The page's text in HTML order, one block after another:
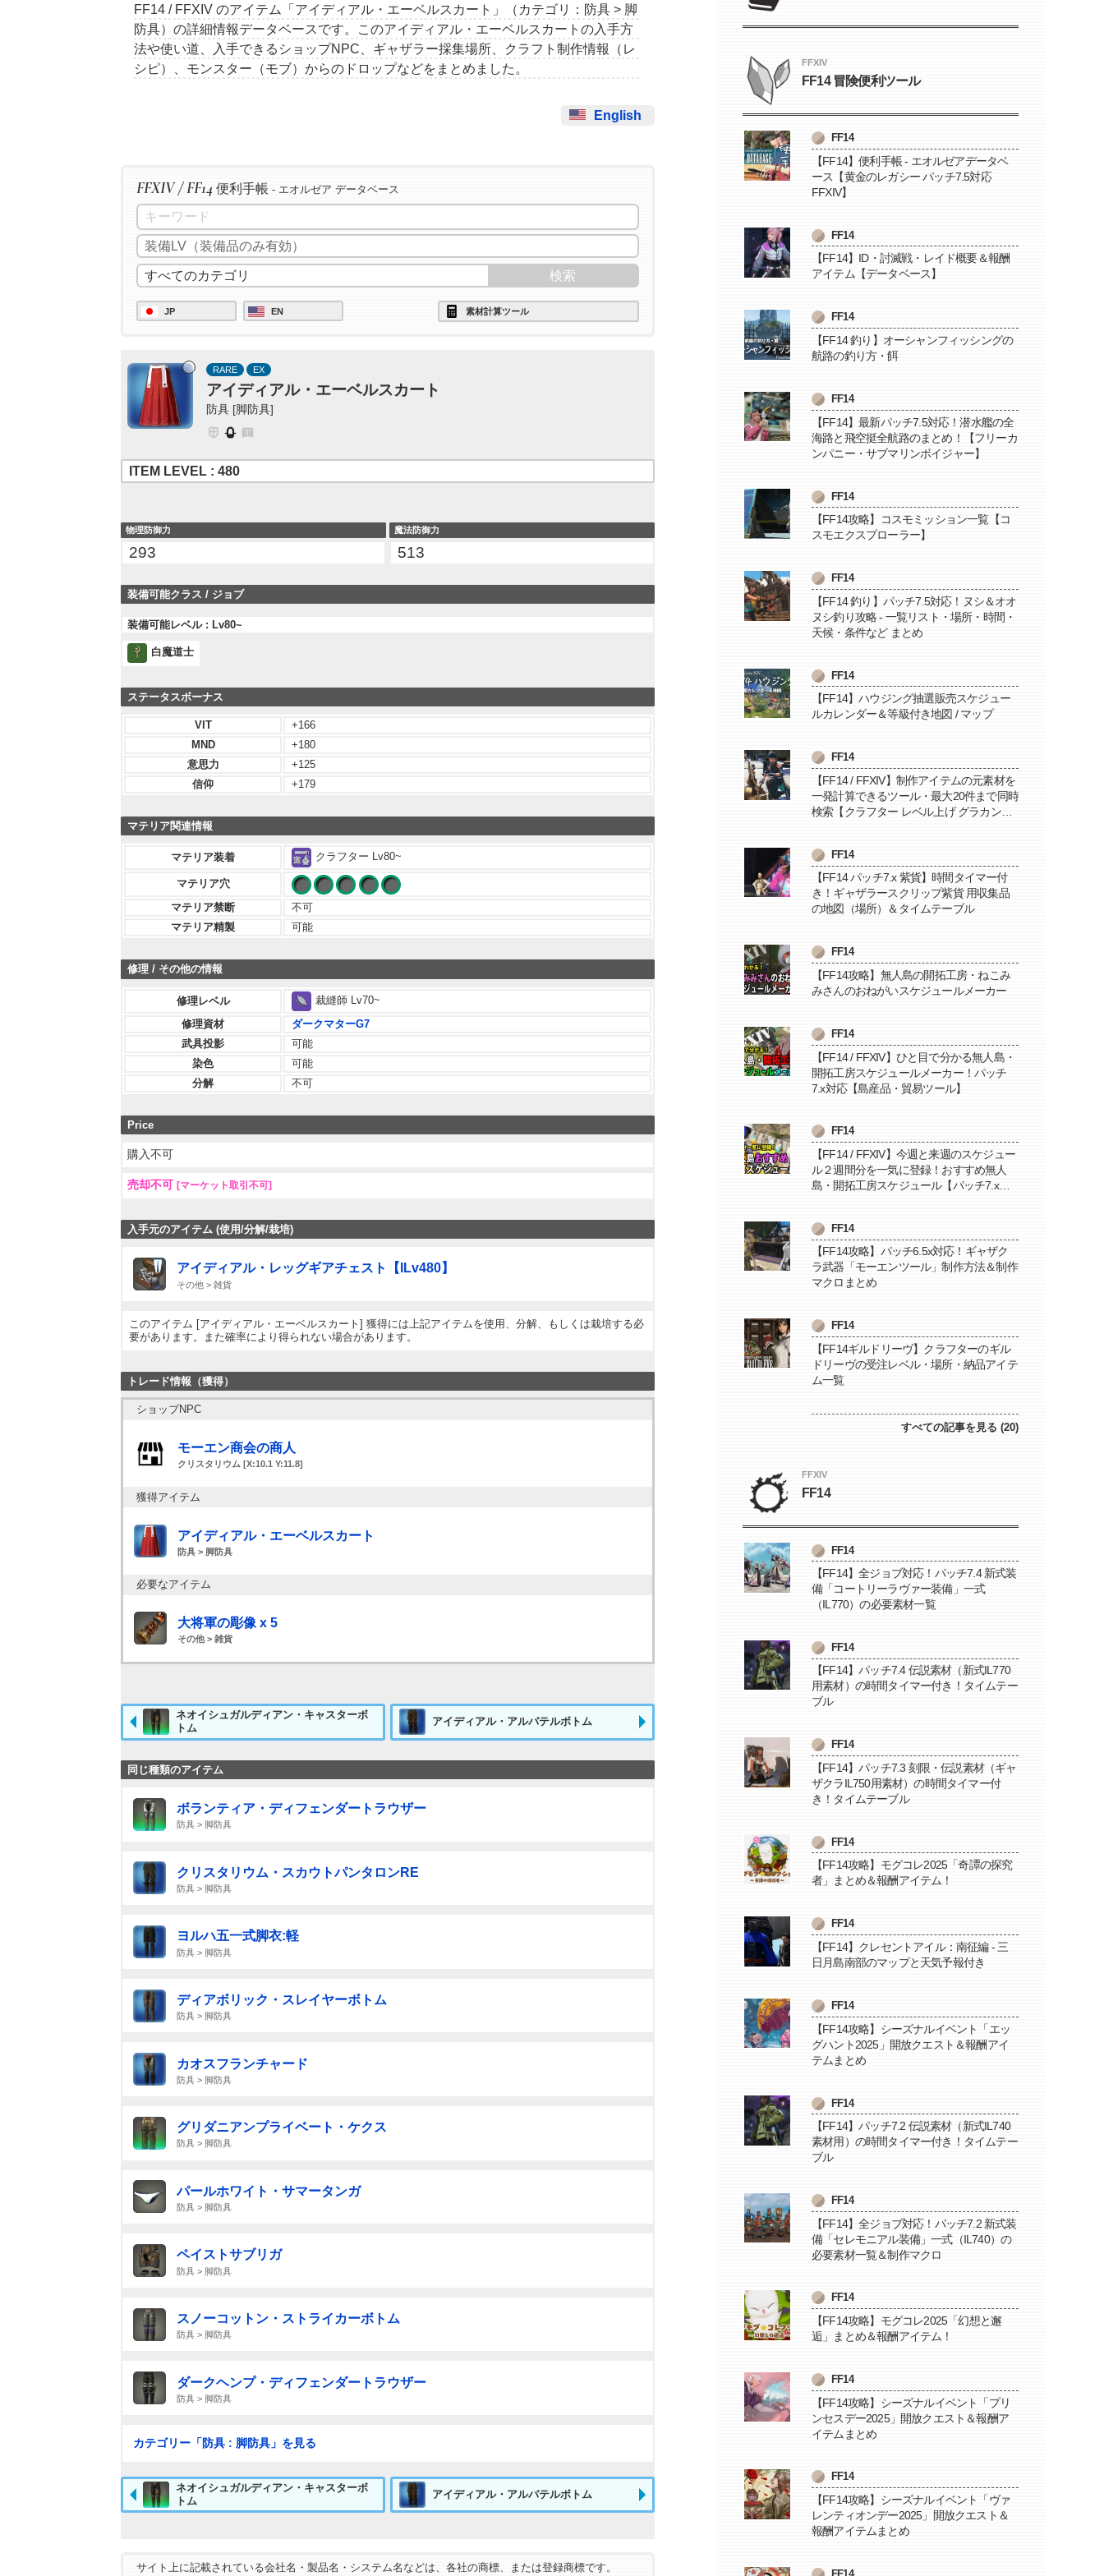
FF14 / FFXIV のアイテム「アイディアル・エーベルスカート」（カテゴリ：防具 > 脚
防具）の詳細情報データベースです。このアイディアル・エーベルスカートの入手方
法や使い道、入手できるショップNPC、ギャザラー採集場所、クラフト制作情報（レ
シピ）、モンスター（モブ）からのドロップなどをまとめました。
English
FFXIV / FF14 便利手帳 - エオルゼア データベース
JP EN 素材計算ツール
RARE EX
アイディアル・エーベルスカート
防具 [脚防具]
ITEM LEVEL : 480
物理防御力
293
魔法防御力
513
装備可能クラス / ジョブ
装備可能レベル : Lv80~
白魔道士
ステータスボーナス
VIT
+166
MND
+180
意思力
+125
信仰
+179
マテリア関連情報
マテリア装着 クラフター Lv80~
マテリア穴
マテリア禁断
不可
マテリア精製
可能
修理 / その他の情報
修理レベル
裁縫師 Lv70~
修理資材
ダークマターG7
武具投影
可能
染色
可能
分解
不可
Price
購入不可
売却不可 [マーケット取引不可]
入手元のアイテム (使用/分解/栽培)
アイディアル・レッグギアチェスト【ILv480】
その他 > 雑貨
このアイテム [アイディアル・エーベルスカート] 獲得には上記アイテムを使用、分解、もしくは栽培する必
要があります。また確率により得られない場合があります。
トレード情報（獲得）
ショップNPC
モーエン商会の商人
クリスタリウム [X:10.1 Y:11.8]
獲得アイテム
アイディアル・エーベルスカート
防具 > 脚防具
必要なアイテム
大将軍の彫像 x 5
その他 > 雑貨
ネオイシュガルディアン・キャスターボ
トム
アイディアル・アルバテルボトム
同じ種類のアイテム
ボランティア・ディフェンダートラウザー
防具 > 脚防具
クリスタリウム・スカウトパンタロンRE
防具 > 脚防具
ヨルハ五一式脚衣:軽
防具 > 脚防具
ディアボリック・スレイヤーボトム
防具 > 脚防具
カオスフランチャード
防具 > 脚防具
グリダニアンプライベート・ケクス
防具 > 脚防具
パールホワイト・サマータンガ
防具 > 脚防具
ペイストサブリガ
防具 > 脚防具
スノーコットン・ストライカーボトム
防具 > 脚防具
ダークヘンプ・ディフェンダートラウザー
防具 > 脚防具
カテゴリー「防具 : 脚防具」を見る
ネオイシュガルディアン・キャスターボ
トム
アイディアル・アルバテルボトム
サイト上に記載されている会社名・製品名・システム名などは、各社の商標、または登録商標です。
FFXIV
FF14 冒険便利ツール
FF14
【FF14】便利手帳 - エオルゼアデータベ
ース【黄金のレガシー パッチ7.5対応
FFXIV】
FF14
【FF14】ID・討滅戦・レイド概要＆報酬
アイテム【データベース】
FF14
【FF14 釣り】オーシャンフィッシングの
航路の釣り方・餌
FF14
【FF14】最新パッチ7.5対応！潜水艦の全
海路と飛空挺全航路のまとめ！【フリーカ
ンパニー・サブマリンボイジャー】
FF14
【FF14攻略】コスモミッション一覧【コ
スモエクスプローラー】
FF14
【FF14 釣り】パッチ7.5対応！ヌシ＆オオ
ヌシ釣り攻略 - 一覧リスト・場所・時間・
天候・条件など まとめ
FF14
【FF14】ハウジング抽選販売スケジュー
ルカレンダー＆等級付き地図 / マップ
FF14
【FF14 / FFXIV】制作アイテムの元素材を
一発計算できるツール・最大20件まで同時
検索【クラフター レベル上げ グラカン納
FF14
【FF14 パッチ7.x 紫貨】時間タイマー付
き！ギャザラースクリップ紫貨 用収集品
の地図（場所）＆タイムテーブル
FF14
【FF14攻略】無人島の開拓工房・ねこみ
みさんのおねがいスケジュールメーカー
FF14
【FF14 / FFXIV】ひと目で分かる無人島・
開拓工房スケジュールメーカー！パッチ
7.x対応【島産品・貿易ツール】
FF14
【FF14 / FFXIV】今週と来週のスケジュー
ル２週間分を一気に登録！おすすめ無人
島・開拓工房スケジュール【パッチ7.x対
FF14
【FF14攻略】パッチ6.5x対応！ギャザク
ラ武器「モーエンツール」制作方法＆制作
マクロまとめ
FF14
【FF14ギルドリーヴ】クラフターのギル
ドリーヴの受注レベル・場所・納品アイテ
ム一覧
すべての記事を見る (20)
FFXIV
FF14
FF14
【FF14】全ジョブ対応！パッチ7.4 新式装
備「コートリーラヴァー装備」一式
（IL770）の必要素材一覧
FF14
【FF14】パッチ7.4 伝説素材（新式IL770
用素材）の時間タイマー付き！タイムテー
ブル
FF14
【FF14】パッチ7.3 刻限・伝説素材（ギャ
ザクラIL750用素材）の時間タイマー付
き！タイムテーブル
FF14
【FF14攻略】モグコレ2025「奇譚の探究
者」まとめ＆報酬アイテム！
FF14
【FF14】クレセントアイル：南征編 - 三
日月島南部のマップと天気予報付き
FF14
【FF14攻略】シーズナルイベント「エッ
グハント2025」開放クエスト＆報酬アイ
テムまとめ
FF14
【FF14】パッチ7.2 伝説素材（新式IL740
素材用）の時間タイマー付き！タイムテー
ブル
FF14
【FF14】全ジョブ対応！パッチ7.2 新式装
備「セレモニアル装備」一式（IL740）の
必要素材一覧＆制作マクロ
FF14
【FF14攻略】モグコレ2025「幻想と邂
逅」まとめ＆報酬アイテム！
FF14
【FF14攻略】シーズナルイベント「プリ
ンセスデー2025」開放クエスト＆報酬ア
イテムまとめ
FF14
【FF14攻略】シーズナルイベント「ヴァ
レンティオンデー2025」開放クエスト＆
報酬アイテムまとめ